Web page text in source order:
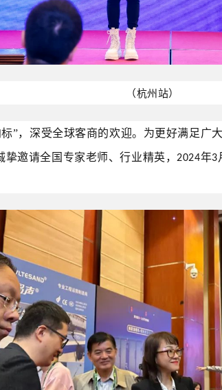
（杭州站）
”，深受全球客商的欢迎。为更好满足广
邀请全国专家老师、行业精英， 2024年3